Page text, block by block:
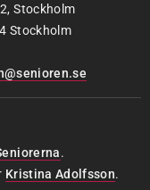
Stockholm
Stockholm
.
Kristina Adolfsson.